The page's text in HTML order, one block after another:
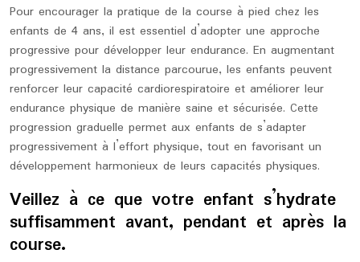
Pour encourager la pratique de la course à pied chez les
enfants de 4 ans, il est essentiel d’adopter une approche
progressive pour développer leur endurance. En augmentant
progressivement la distance parcourue, les enfants peuvent
renforcer leur capacité cardiorespiratoire et améliorer leur
endurance physique de manière saine et sécurisée. Cette
progression graduelle permet aux enfants de s’adapter
progressivement à l’effort physique, tout en favorisant un
développement harmonieux de leurs capacités physiques.
Veillez à ce que votre enfant s’hydrate
suffisamment avant, pendant et après la
course.